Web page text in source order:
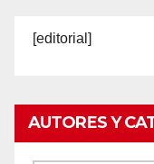
[editorial]
AUTORES Y